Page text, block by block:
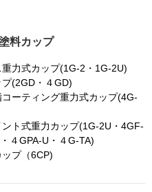
料カップ
重力式カップ(1G-2・1G-2U)
(2GD・４GD)
ーティング重力式カップ(4G-
ント式重力カップ(1G-2U・4GF-
４GPA-U・４G-TA)
プ（6CP)